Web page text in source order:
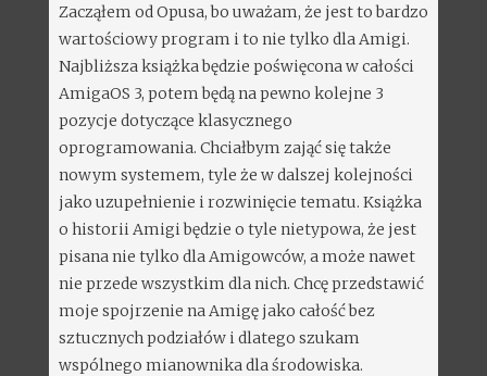
Zacząłem od Opusa, bo uważam, że jest to bardzo
wartościowy program i to nie tylko dla Amigi.
Najbliższa książka będzie poświęcona w całości
AmigaOS 3, potem będą na pewno kolejne 3
pozycje dotyczące klasycznego
oprogramowania. Chciałbym zająć się także
nowym systemem, tyle że w dalszej kolejności
jako uzupełnienie i rozwinięcie tematu. Książka
o historii Amigi będzie o tyle nietypowa, że jest
pisana nie tylko dla Amigowców, a może nawet
nie przede wszystkim dla nich. Chcę przedstawić
moje spojrzenie na Amigę jako całość bez
sztucznych podziałów i dlatego szukam
wspólnego mianownika dla środowiska.